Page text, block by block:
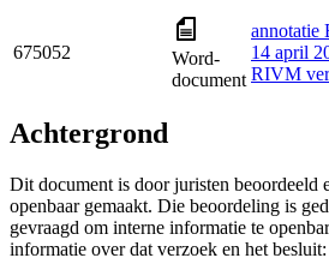
675052
Word-
document
annotatie
14 april
RIVM
Achtergrond
Dit document is door juristen beoordeeld
openbaar gemaakt. Die beoordeling is
gevraagd om interne informatie te
informatie over dat verzoek en het besluit: